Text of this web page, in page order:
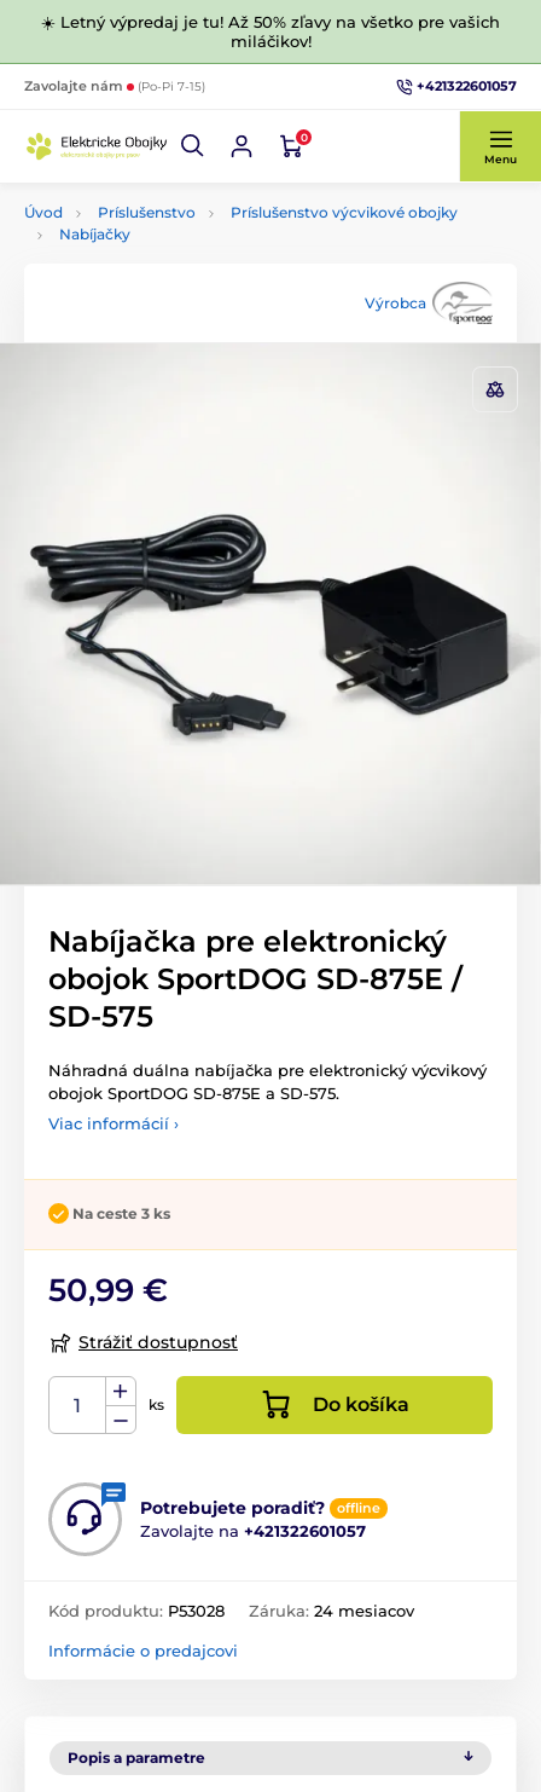
☀️ Letný výpredaj je tu! Až 50% zľavy na všetko pre vašich
miláčikov!
Zavolajte nám (Po-Pi 7-15) +421322601057
0
Menu
Úvod Príslušenstvo
Príslušenstvo výcvikové obojky
Nabíjačky
Výrobca
Nabíjačka pre elektronický
obojok SportDOG SD-875E /
SD-575
Náhradná duálna nabíjačka pre elektronický výcvikový
obojok SportDOG SD-875E a SD-575.
Viac informácií ›
Na ceste 3 ks
50,99 €
Strážiť dostupnosť
ks Do košíka
Potrebujete poradiť? offline
Zavolajte na +421322601057
Kód produktu: P53028 Záruka: 24 mesiacov
Informácie o predajcovi
Popis a parametre